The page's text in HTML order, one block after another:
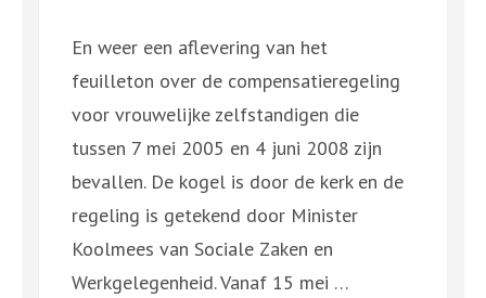
En weer een aflevering van het
feuilleton over de compensatieregeling
voor vrouwelijke zelfstandigen die
tussen 7 mei 2005 en 4 juni 2008 zijn
bevallen. De kogel is door de kerk en de
regeling is getekend door Minister
Koolmees van Sociale Zaken en
Werkgelegenheid. Vanaf 15 mei …